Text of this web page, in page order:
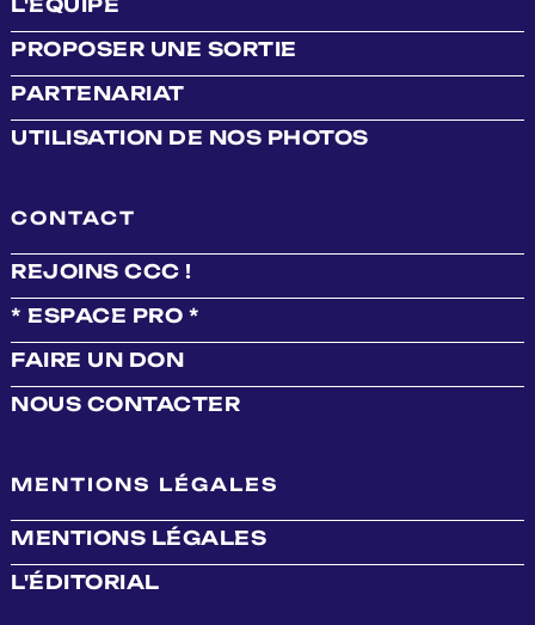
PROPOSER UNE SORTIE
PARTENARIAT
UTILISATION DE NOS PHOTOS
CONTACT
REJOINS CCC !
* ESPACE PRO *
FAIRE UN DON
NOUS CONTACTER
MENTIONS LÉGALES
MENTIONS LÉGALES
L'ÉDITORIAL